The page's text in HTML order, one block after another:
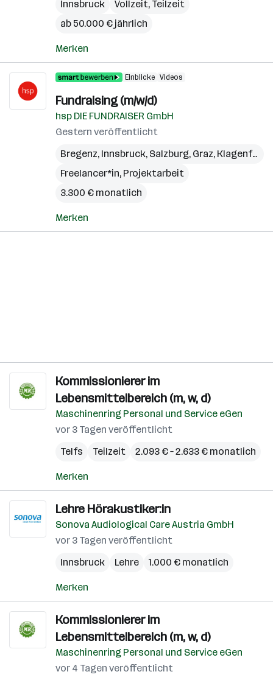
Innsbruck
Vollzeit, Teilzeit
ab 50.000 € jährlich
Merken
Einblicke Videos
Fundraising (m/w/d)
hsp DIE FUNDRAISER GmbH
Gestern veröffentlicht
Bregenz, Innsbruck, Salzburg, Graz, Klagenfurt
Freelancer*in, Projektarbeit
3.300 € monatlich
Merken
Kommissionierer im
Lebensmittelbereich (m, w, d)
Maschinenring Personal und Service eGen
vor 3 Tagen veröffentlicht
Telfs
Teilzeit 2.093 € – 2.633 € monatlich
Merken
Lehre Hörakustiker:in
Sonova Audiological Care Austria GmbH
vor 3 Tagen veröffentlicht
Innsbruck
Lehre 1.000 € monatlich
Merken
Kommissionierer im
Lebensmittelbereich (m, w, d)
Maschinenring Personal und Service eGen
vor 4 Tagen veröffentlicht